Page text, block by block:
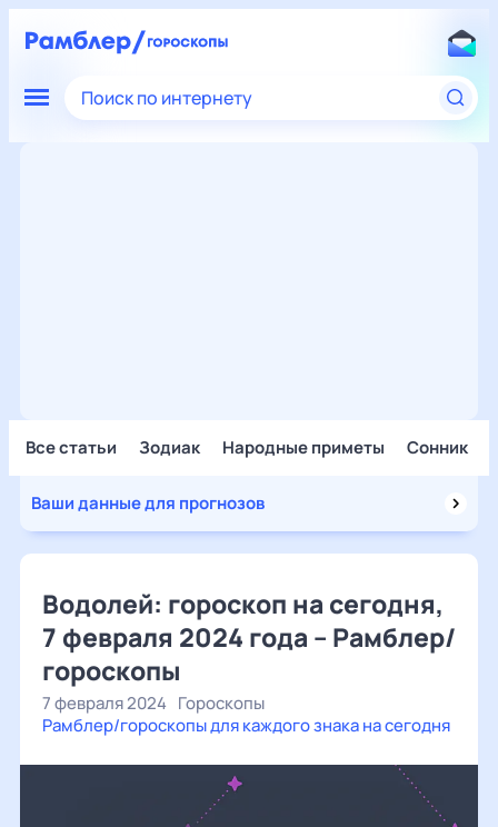
Поиск по интернету
Все статьи Зодиак Народные приметы Сонник
Ваши данные для прогнозов
Водолей: гороскоп на сегодня,
7 февраля 2024 года – Рамблер/
гороскопы
7 февраля 2024 Гороскопы
Рамблер/гороскопы для каждого знака на сегодня